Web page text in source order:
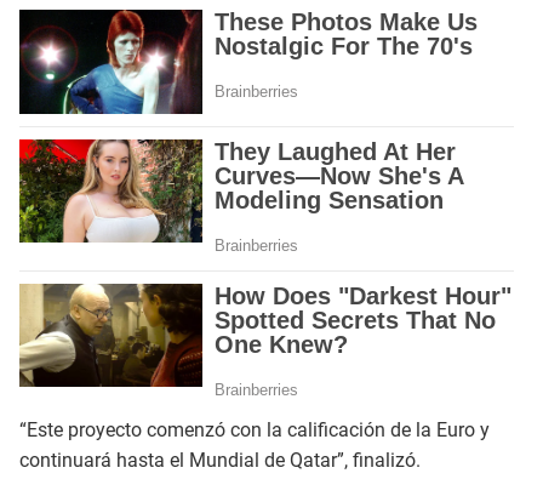
“Este proyecto comenzó con la calificación de la Euro y
continuará hasta el Mundial de Qatar”, finalizó.